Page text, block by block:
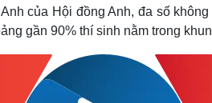
của Hội đồng Anh, đa số
gần 90% thí sinh nằm trong